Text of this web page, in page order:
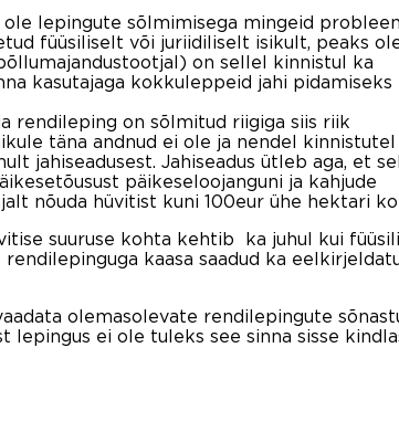
lepingute sõlmimisega mingeid
füüsiliselt või juriidiliselt isikult, peaks
on sellel kinnistul ka
kasutajaga kokkuleppeid jahi pidamiseks
rendileping on sõlmitud riigiga siis riik
täna andnud ei ole ja nendel kinnistutel
jahiseadusest. Jahiseadus ütleb aga, et
päikeseloojanguni ja kahjude
nõuda hüvitist kuni 100eur ühe hektari
suuruse kohta kehtib ka juhul kui
kaasa saadud ka
olemasolevate rendilepingute
ei ole tuleks see sinna sisse